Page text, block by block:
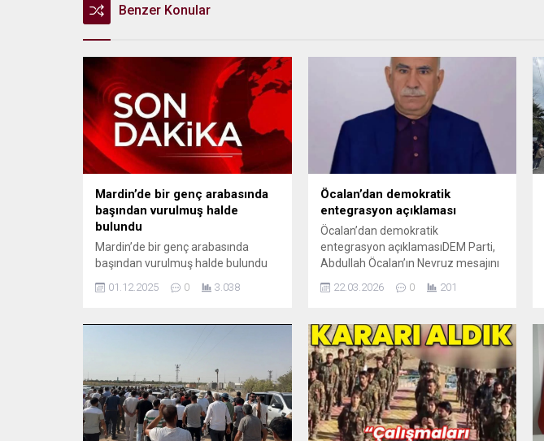
Benzer Konular
Mardin’de bir genç arabasında
başından vurulmuş halde
bulundu
Mardin’de bir genç arabasında
başından vurulmuş halde bulundu
Mardin Artuklu ilçesi Zinnar yolu
üzerinde 27 yaşındaki genç
bulundu. Edinilen bilgilere göre;
halindeki bir araç vatandaşların
dikkatini çekti. Vatandaşlar araçta
hareketsiz şekilde yatan bir gencin
olduğunu görünce olayı...
01.12.2025 0 3.038
Öcalan’dan demokratik
entegrasyon açıklaması
Öcalan’dan demokratik
entegrasyon açıklamasıDEM Parti,
Abdullah Öcalan’ın Nevruz mesajını
paylaştı. Mesajda, “27 Şubat 2025
tarihinde başlattığımız süreç
birlikteliğin temellerini yeniden
diriltmek içindir. Bunun için
kültürlerin, inançların bir arada
yaşayabileceğine, dar milliyetçi
anlayışları aşıp demokratik
entegrasyon temelinde
birleşebileceğimize ve birlikte var
22.03.2026 0 201